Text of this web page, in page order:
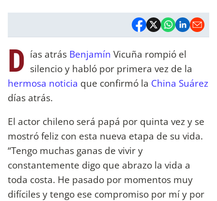
D ías atrás Benjamín Vicuña rompió el
silencio y habló por primera vez de la
hermosa noticia que confirmó la China Suárez
días atrás.
El actor chileno será papá por quinta vez y se
mostró feliz con esta nueva etapa de su vida.
“Tengo muchas ganas de vivir y
constantemente digo que abrazo la vida a
toda costa. He pasado por momentos muy
difíciles y tengo ese compromiso por mí y por